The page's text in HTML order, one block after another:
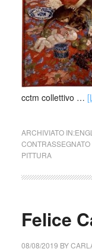
cctm collettivo …
ARCHIVIATO IN:
PITTURA
Felice
08/08/2019 BY